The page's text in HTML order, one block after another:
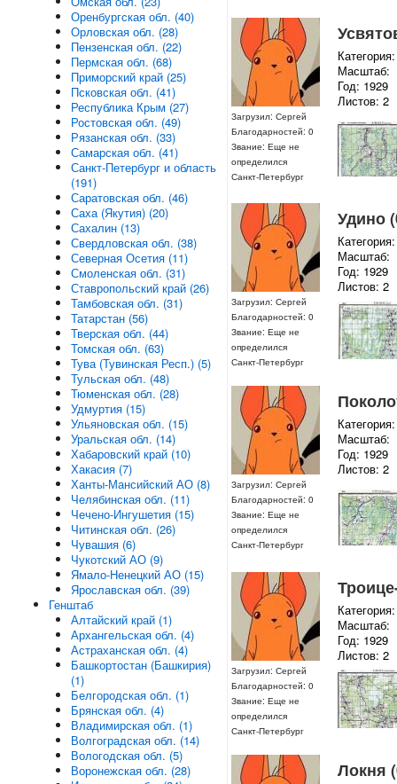
Загрузил: Сергей
Благодарностей: 0
Звание: Еще не
определился
Санкт-Петербург
Масштаб:
Год: 1929
Листов: 2
Загрузил: Сергей
Благодарностей: 0
Звание: Еще не
определился
Санкт-Петербург
Удино
Масштаб:
Год: 1929
Листов: 2
Загрузил: Сергей
Благодарностей: 0
Звание: Еще не
определился
Санкт-Петербург
Масштаб:
Год: 1929
Листов: 2
Загрузил: Сергей
Благодарностей: 0
Звание: Еще не
определился
Санкт-Петербург
Масштаб:
Год: 1929
Листов: 2
Локня
Оренбургская обл. (40)
Орловская обл. (28)
Пензенская обл. (22)
Пермская обл. (68)
Приморский край (25)
Псковская обл. (41)
Республика Крым (27)
Ростовская обл. (49)
Рязанская обл. (33)
Самарская обл. (41)
Санкт-Петербург и область
(191)
Саратовская обл. (46)
Саха (Якутия) (20)
Сахалин (13)
Свердловская обл. (38)
Северная Осетия (11)
Смоленская обл. (31)
Ставропольский край (26)
Тамбовская обл. (31)
Татарстан (56)
Тверская обл. (44)
Томская обл. (63)
Тува (Тувинская Респ.) (5)
Тульская обл. (48)
Тюменская обл. (28)
Удмуртия (15)
Ульяновская обл. (15)
Уральская обл. (14)
Хабаровский край (10)
Хакасия (7)
Ханты-Мансийский АО (8)
Челябинская обл. (11)
Чечено-Ингушетия (15)
Читинская обл. (26)
Чувашия (6)
Чукотский АО (9)
Ямало-Ненецкий АО (15)
Ярославская обл. (39)
Генштаб
Алтайский край (1)
Архангельская обл. (4)
Астраханская обл. (4)
Башкортостан (Башкирия)
(1)
Белгородская обл. (1)
Брянская обл. (4)
Владимирская обл. (1)
Волгоградская обл. (14)
Вологодская обл. (5)
Воронежская обл. (28)